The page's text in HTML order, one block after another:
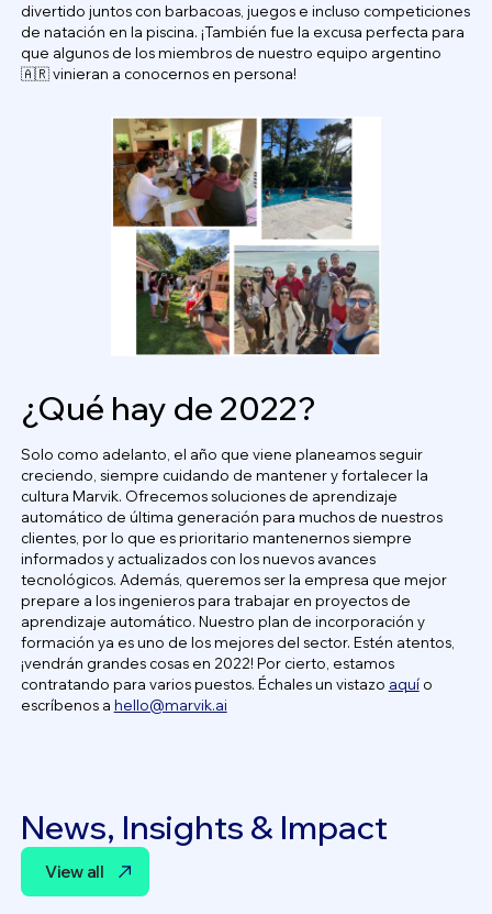
divertido juntos con barbacoas, juegos e incluso competiciones
de natación en la piscina. ¡También fue la excusa perfecta para
que algunos de los miembros de nuestro equipo argentino
🇦🇷 vinieran a conocernos en persona!
¿Qué hay de 2022?
Solo como adelanto, el año que viene planeamos seguir
creciendo, siempre cuidando de mantener y fortalecer la
cultura Marvik. Ofrecemos soluciones de aprendizaje
automático de última generación para muchos de nuestros
clientes, por lo que es prioritario mantenernos siempre
informados y actualizados con los nuevos avances
tecnológicos. Además, queremos ser la empresa que mejor
prepare a los ingenieros para trabajar en proyectos de
aprendizaje automático. Nuestro plan de incorporación y
formación ya es uno de los mejores del sector. Estén atentos,
¡vendrán grandes cosas en 2022! Por cierto, estamos
contratando para varios puestos. Échales un vistazo aquío
escríbenos a hello@marvik.ai
News, Insights & Impact
View all